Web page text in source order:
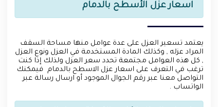
اسعار عزل الأسطح بالدمام
يعتمد تسعير العزل على عدة عوامل منها مساحة السقف
المراد عزله , وكذلك المادة المستخدمة في العزل ونوع العزل
, كل هذه العوامل مجتمعة تحدد سعر العزل ولذلك إذا كنت
ترغب في التعرف على اسعار عزل الاسطح بالدمام فيمكنك
التواصل معنا عبر رقم الجوال الموجود أو ارسال رسالة عبر
الواتساب .